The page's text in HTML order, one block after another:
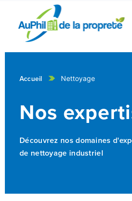
Accueil Nettoyage
Nos
Découvrez nos domaines
de nettoyage industriel